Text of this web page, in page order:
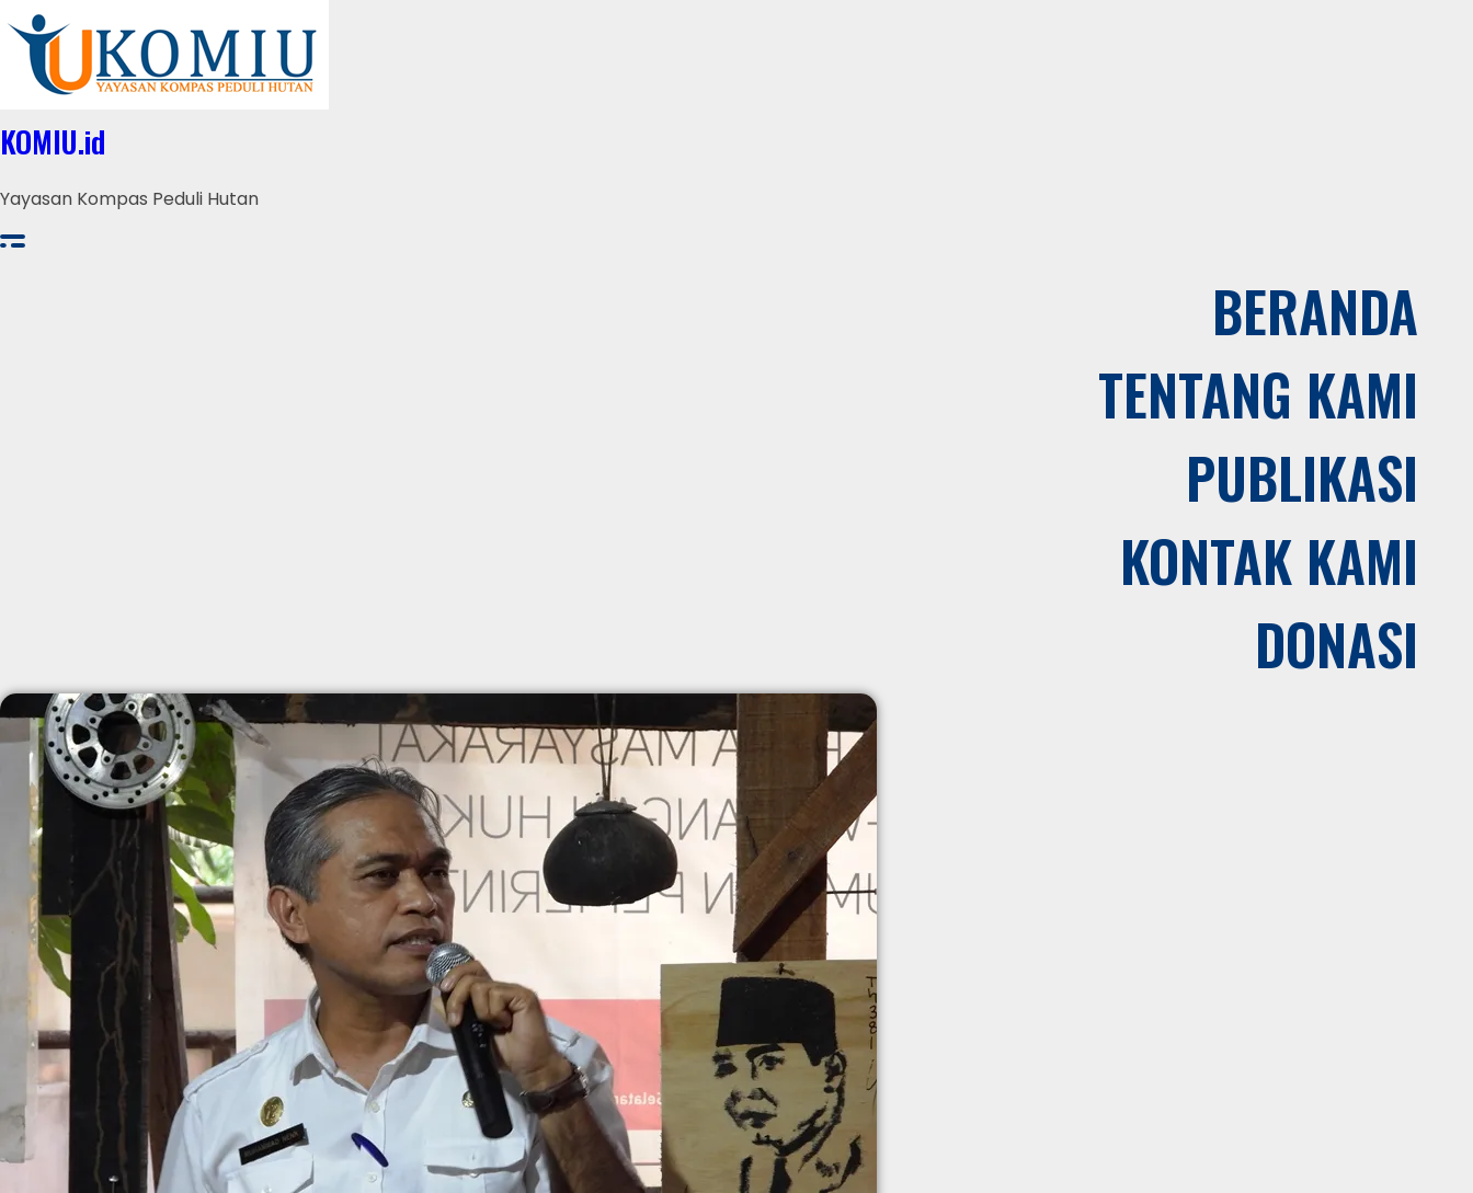
KOMIU.id
Yayasan Kompas Peduli Hutan
BERANDA
TENTANG KAMI
PUBLIKASI
KONTAK KAMI
DONASI